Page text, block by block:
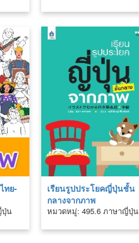
ทย-
ปุ่น
เรียนรูปประโยคญี่ปุ่นชั้น
กลางจากภาพ
หมวดหมู่: 495.6 ภาษาญี่ปุ่น